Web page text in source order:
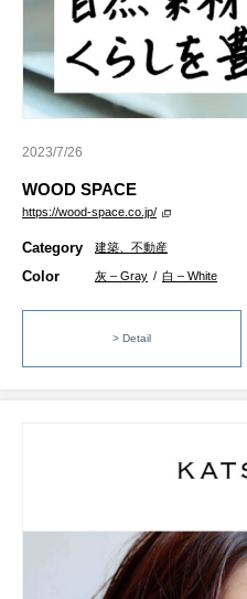
2023/7/26
WOOD SPACE
https://wood-space.co.jp/
Category 建築、不動産
Color 灰 – Gray / 白 – White
> Detail